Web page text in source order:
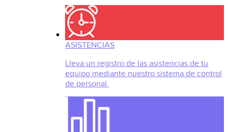
ASISTENCIAS
Lleva un registro de las asistencias de tu
equipo mediante nuestro sistema de control
de personal.